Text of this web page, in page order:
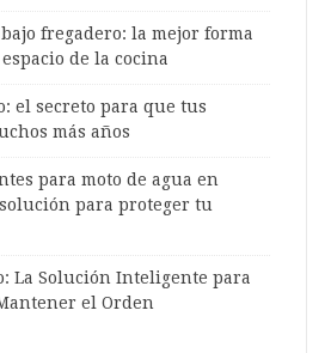
fregadero: la mejor forma
de la cocina
el secreto para que tus
más años
para moto de agua en
para proteger tu
La Solución Inteligente para
el Orden